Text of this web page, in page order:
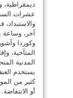
عشرات
آخر، وساعة
وكوردا
المتآخية،
المدنية
يستخدم
كثير من
أو الانتفاضة.